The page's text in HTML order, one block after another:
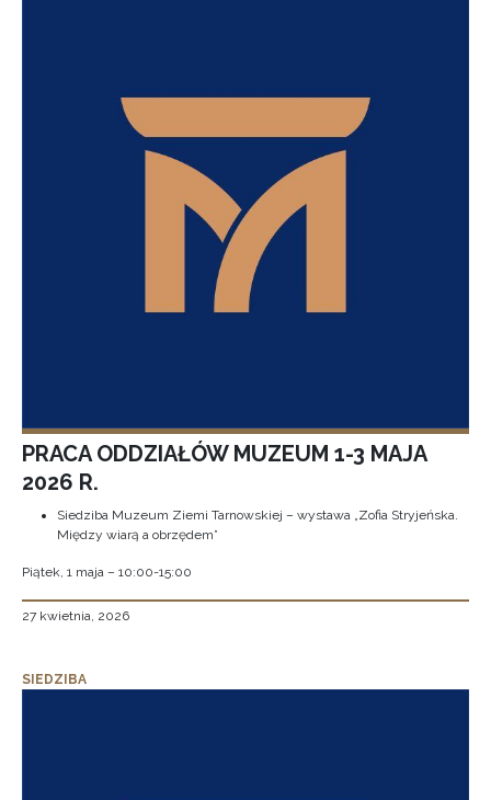
PRACA ODDZIAŁÓW MUZEUM 1-3 MAJA
2026 R.
Siedziba Muzeum Ziemi Tarnowskiej – wystawa „Zofia Stryjeńska.
Między wiarą a obrzędem”
Piątek, 1 maja – 10:00-15:00
27 kwietnia, 2026
SIEDZIBA